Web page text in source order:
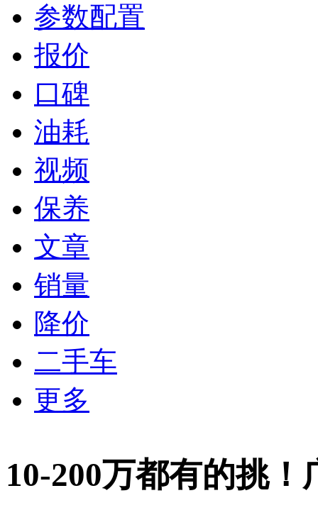
参数配置
报价
口碑
油耗
视频
保养
文章
销量
降价
二手车
更多
10-200万都有的挑